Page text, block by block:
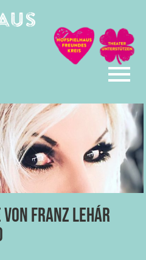
Franz Lehár